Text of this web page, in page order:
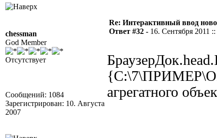
chessman
God Member
Отсутствует
Сообщений: 1084
Зарегистрирован: 10. Августа
2007
Re: Интерактивный ввод
Ответ #32 - 16. Сентября 2011
агрегатного